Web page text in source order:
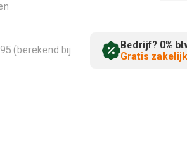
(berekend bij
Bedrijf? 0%
Gratis